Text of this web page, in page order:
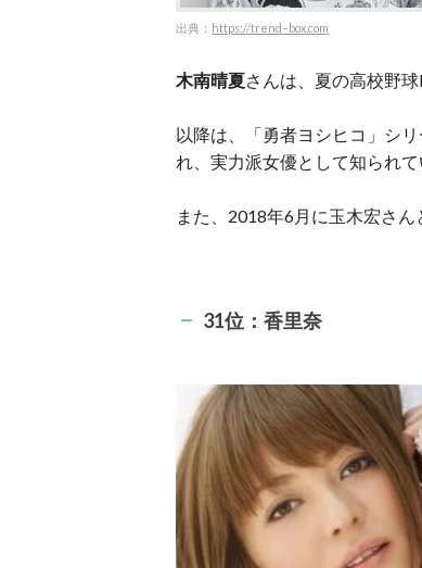
出典： https://trend–box.com
木南晴夏さんは、夏の高校野
以降は、「勇者ヨシヒコ」シ
れ、実力派女優として知られて
また、2018年6月に玉木宏さ
31位：香里奈